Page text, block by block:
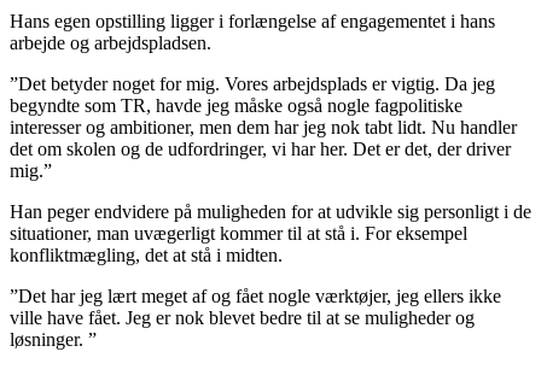
Hans egen opstilling ligger i forlængelse af engagementet i hans
arbejde og arbejdspladsen.
”Det betyder noget for mig. Vores arbejdsplads er vigtig. Da jeg
begyndte som TR, havde jeg måske også nogle fagpolitiske
interesser og ambitioner, men dem har jeg nok tabt lidt. Nu handler
det om skolen og de udfordringer, vi har her. Det er det, der driver
mig.”
Han peger endvidere på muligheden for at udvikle sig personligt i de
situationer, man uvægerligt kommer til at stå i. For eksempel
konfliktmægling, det at stå i midten.
”Det har jeg lært meget af og fået nogle værktøjer, jeg ellers ikke
ville have fået. Jeg er nok blevet bedre til at se muligheder og
løsninger. ”